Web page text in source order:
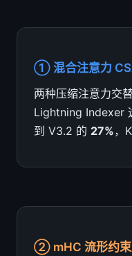
① 混合注意力
两种压缩注意力交
Lightning Indexer
到 V3.2 的 27%，
② mHC 流形约束